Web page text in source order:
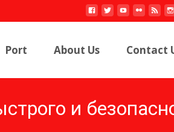
Port About Us Contact
и